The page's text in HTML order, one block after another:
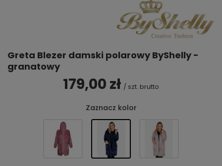
Greta Blezer damski polarowy ByShelly -
granatowy
179,00 zł / szt. brutto
Zaznacz kolor